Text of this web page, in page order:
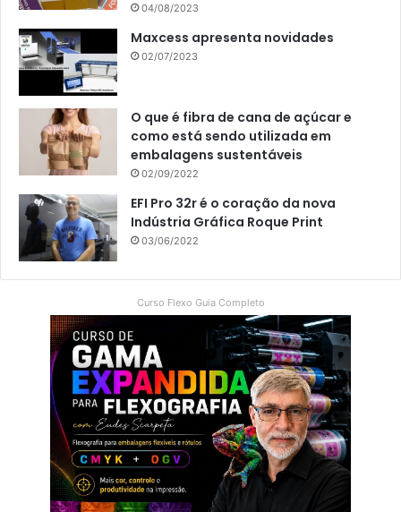
04/08/2023
Maxcess apresenta novidades
02/07/2023
O que é fibra de cana de açúcar e
como está sendo utilizada em
embalagens sustentáveis
02/09/2022
EFI Pro 32r é o coração da nova
Indústria Gráfica Roque Print
03/06/2022
Curso Flexo Guia Completo